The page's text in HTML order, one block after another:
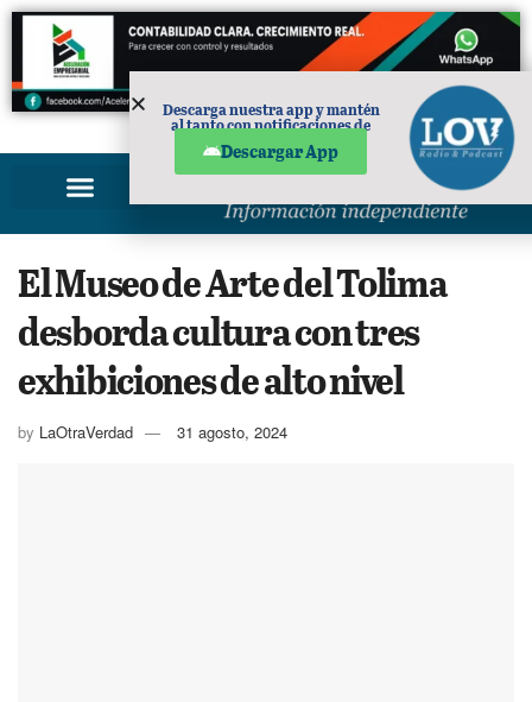
PUBLICIDAD
El Museo de Arte del Tolima
desborda cultura con tres
exhibiciones de alto nivel
by LaOtraVerdad 31 agosto, 2024
Descarga nuestra app y mantén
al tanto con notificaciones de
Descargar App